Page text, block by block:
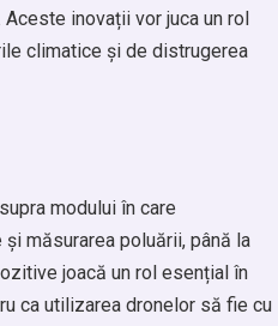
inovații vor juca un rol
climatice și de distrugerea
modului în care
măsurarea poluării, până la
joacă un rol esențial în
ca utilizarea dronelor să fie cu